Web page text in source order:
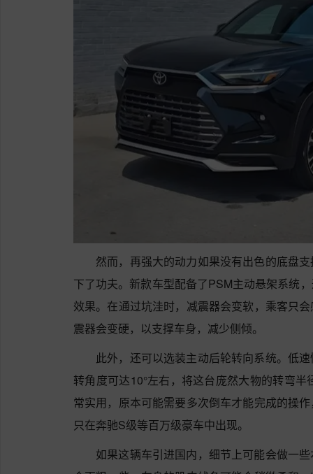
然而，再强大的动力如果没有出色的底盘
下了功夫。新款车型配备了PSM主动悬架系统
效果。在通过坑洼时，减震器会变软，乘客只
震器会变硬，以支撑车身，减少侧倾。
此外，还可以选装主动后轮转向系统。低
转角度可达10°左右，将这台庞然大物的转弯
常实用，原本可能需要多次倒车才能完成的操
只在奔驰S级等百万级豪车中出现。
如果这辆车引进国内，细节上可能会做一